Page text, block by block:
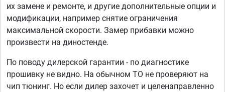
их замене и ремонте, и другие дополнительные опции и
модификации, например снятие ограничения
максимальной скорости. Замер прибавки можно
произвести на диностенде.
По поводу дилерской гарантии - по диагностике
прошивку не видно. На обычном ТО не проверяют на
чип тюнинг. Но если дилер захочет и целенаправленно